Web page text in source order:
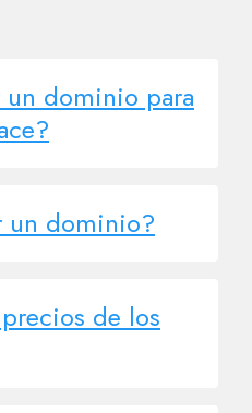
dominio para
un dominio?
de los